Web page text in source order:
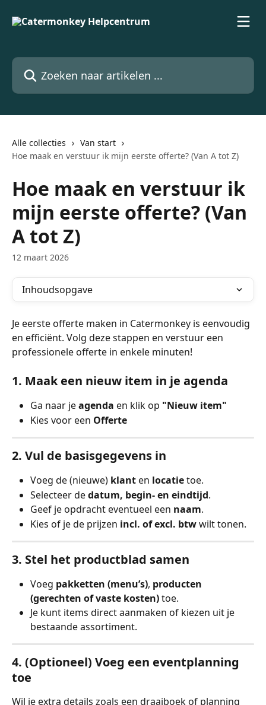
Zoeken naar artikelen ...
Alle collecties
Van start
Hoe maak en verstuur ik mijn eerste offerte? (Van A tot Z)
Hoe maak en verstuur ik
mijn eerste offerte? (Van
A tot Z)
12 maart 2026
Inhoudsopgave
Je eerste offerte maken in Catermonkey is eenvoudig
en efficiënt. Volg deze stappen en verstuur een
professionele offerte in enkele minuten!
1. Maak een nieuw item in je agenda
Ga naar je agenda en klik op "Nieuw item"
Kies voor een Offerte
2. Vul de basisgegevens in
Voeg de (nieuwe) klant en locatie toe.
Selecteer de datum, begin- en eindtijd.
Geef je opdracht eventueel een naam.
Kies of je de prijzen incl. of excl. btw wilt tonen.
3. Stel het productblad samen
Voeg pakketten (menu’s), producten
(gerechten of vaste kosten) toe.
Je kunt items direct aanmaken of kiezen uit je
bestaande assortiment.
4. (Optioneel) Voeg een eventplanning
toe
Wil je extra details zoals een draaiboek of planning